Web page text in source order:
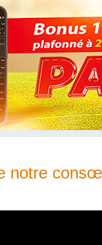
notre